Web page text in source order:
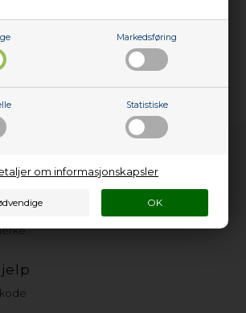
Markedsføring
Statistiske
om informasjonskapsler
mitt?